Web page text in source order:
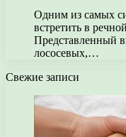
Одним из самых
встретить в
Представленный
лососевых,…
Свежие записи